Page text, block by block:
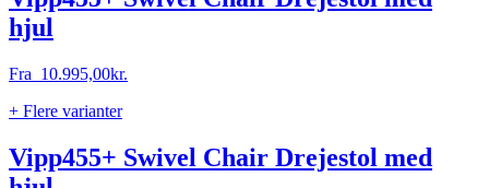
hjul
Fra 10.995,00kr.
+ Flere varianter
Vipp455+ Swivel Chair Drejestol med